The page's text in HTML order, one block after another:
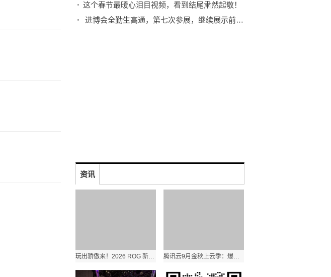
这个春节最暖心泪目视频，看到结尾肃然起敬！
​ 进博会全勤生高通，第七次参展，继续展示前沿5G+AI技术
资讯
玩出骄傲来！2026 ROG 新品装备齐发，点燃羊城电竞狂欢夜 腾讯云9月金秋上云季：爆品秒杀，优惠低至骨折价，概泽科技限时回馈！